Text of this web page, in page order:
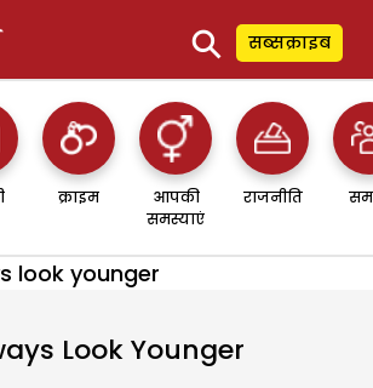
⚲ सब्सक्राइब
क्राइम
आपकी
समस्याएं
राजनीति
look younger
Look Younger